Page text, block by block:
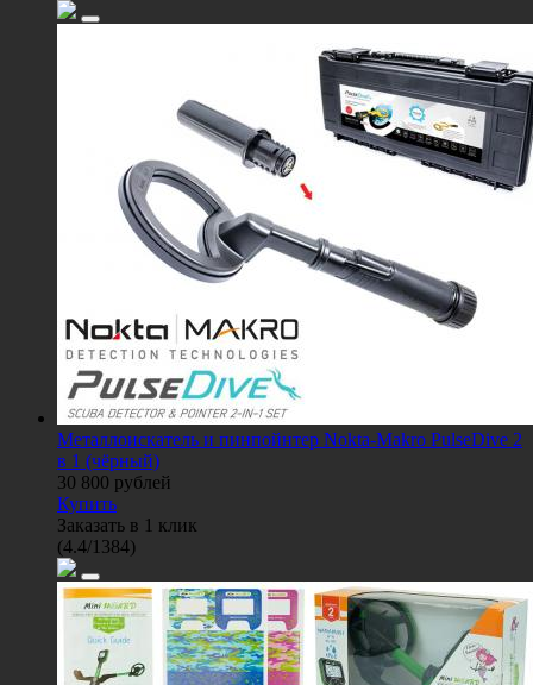
Металлоискатель и пинпойнтер Nokta-Makro PulseDive 2
в 1 (чёрный)
30 800 рублей
Купить
Заказать в 1 клик
(4.4/1384)